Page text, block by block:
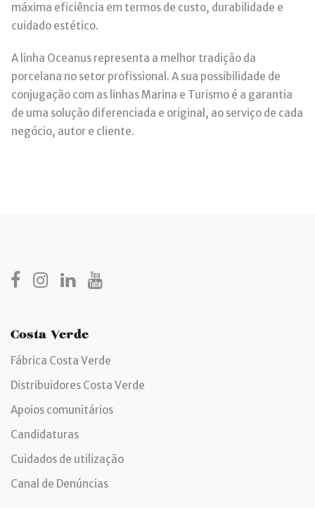
máxima eficiência em termos de custo, durabilidade e
cuidado estético.
A linha Oceanus representa a melhor tradição da
porcelana no setor profissional. A sua possibilidade de
conjugação com as linhas Marina e Turismo é a garantia
de uma solução diferenciada e original, ao serviço de cada
negócio, autor e cliente.
Costa Verde
Fábrica Costa Verde
Distribuidores Costa Verde
Apoios comunitários
Candidaturas
Cuidados de utilização
Canal de Denúncias